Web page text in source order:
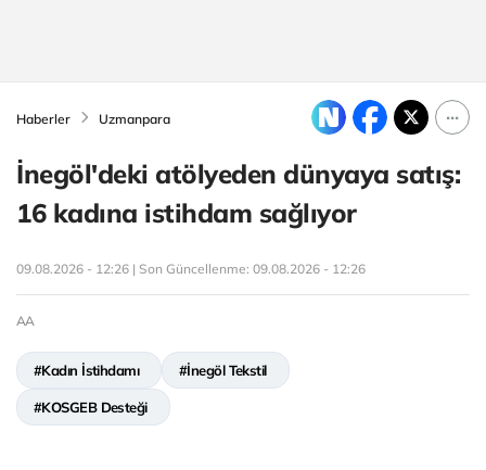
Haberler Uzmanpara
İnegöl'deki atölyeden dünyaya satış:
16 kadına istihdam sağlıyor
09.08.2026 - 12:26 | Son Güncellenme: 09.08.2026 - 12:26
AA
#Kadın İstihdamı #İnegöl Tekstil
#KOSGEB Desteği